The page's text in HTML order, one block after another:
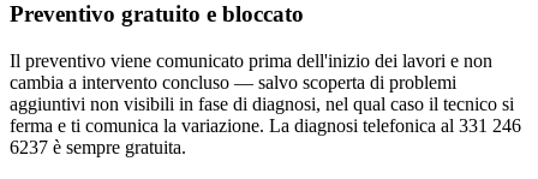
Preventivo gratuito e bloccato
Il preventivo viene comunicato prima dell'inizio dei lavori e non
cambia a intervento concluso — salvo scoperta di problemi
aggiuntivi non visibili in fase di diagnosi, nel qual caso il tecnico si
ferma e ti comunica la variazione. La diagnosi telefonica al 331 246
6237 è sempre gratuita.